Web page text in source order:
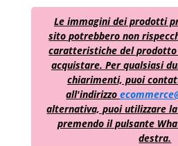
Le immagini dei prodotti
sito potrebbero non
caratteristiche del
acquistare. Per qualsiasi
chiarimenti, puoi
all'indirizzo
alternativa, puoi utilizzare
premendo il pulsante
destra.